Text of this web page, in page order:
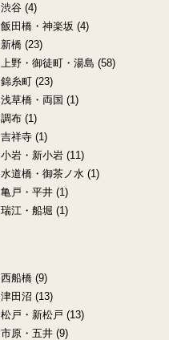
渋谷 (4)
飯田橋・神楽坂 (4)
新橋 (23)
上野・御徒町・湯島 (58)
錦糸町 (23)
浅草橋・両国 (1)
調布 (1)
吉祥寺 (1)
小岩・新小岩 (11)
水道橋・御茶ノ水 (1)
亀戸・平井 (1)
瑞江・船堀 (1)
西船橋 (9)
津田沼 (13)
松戸・新松戸 (13)
市原・五井 (9)